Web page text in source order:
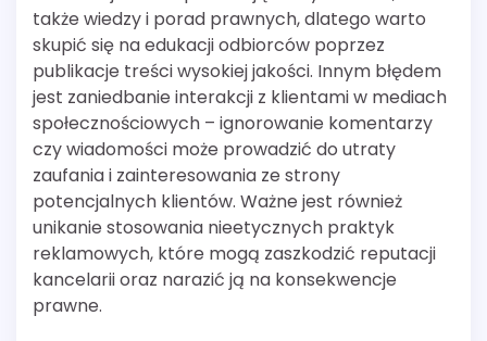
także wiedzy i porad prawnych, dlatego warto
skupić się na edukacji odbiorców poprzez
publikacje treści wysokiej jakości. Innym błędem
jest zaniedbanie interakcji z klientami w mediach
społecznościowych – ignorowanie komentarzy
czy wiadomości może prowadzić do utraty
zaufania i zainteresowania ze strony
potencjalnych klientów. Ważne jest również
unikanie stosowania nieetycznych praktyk
reklamowych, które mogą zaszkodzić reputacji
kancelarii oraz narazić ją na konsekwencje
prawne.